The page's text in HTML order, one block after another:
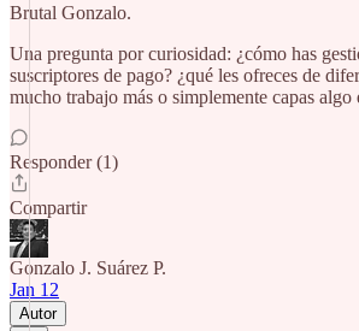
Brutal Gonzalo.
Una pregunta por curiosidad: ¿cómo has
suscriptores de pago? ¿qué les ofreces de
mucho trabajo más o simplemente capas
Responder (1)
Compartir
Gonzalo J. Suárez P.
Jan 12
Autor